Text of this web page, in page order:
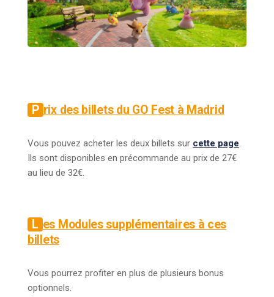
Prix des billets du GO Fest à Madrid
Vous pouvez acheter les deux billets sur cette page.
Ils sont disponibles en précommande au prix de 27€
au lieu de 32€.
Les Modules supplémentaires à ces
billets
Vous pourrez profiter en plus de plusieurs bonus
optionnels.